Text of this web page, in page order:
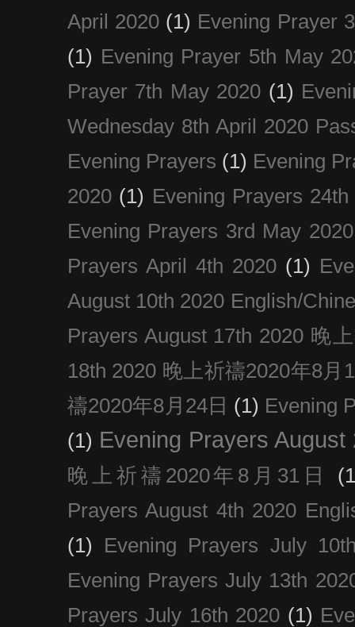
April 2020 (1) Evening Prayer
(1) Evening Prayer 5th May
Prayer 7th May 2020 (1)
Wednesday 8th April 2020
Evening Prayers (1) Evening
2020 (1) Evening Prayers
Evening Prayers 3rd May 2020
Prayers April 4th 2020 (1)
August 10th 2020 English/
Prayers August 17th 2020 晚
18th 2020 晚上祈禱2020年8月
禱2020年8月24日 (1) Evening
(1) Evening Prayers August
晚上祈禱2020年8月31日
Prayers August 4th 2020
(1)
Evening Prayers July
Evening Prayers July 13th
Prayers July 16th 2020 (1)